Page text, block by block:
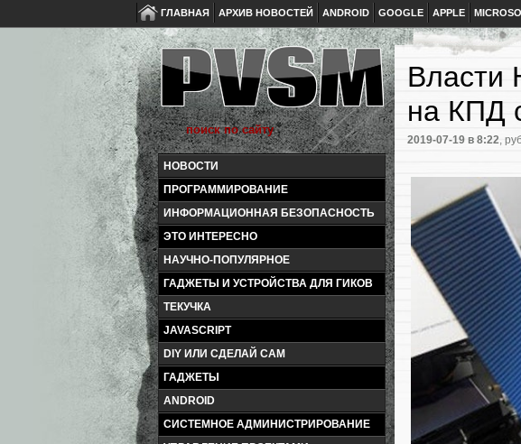
ГЛАВНАЯ АРХИВ НОВОСТЕЙ ANDROID GOOGLE APPLE
НОВОСТИ
ПРОГРАММИРОВАНИЕ
ИНФОРМАЦИОННАЯ БЕЗОПАСНОСТЬ
ЭТО ИНТЕРЕСНО
НАУЧНО-ПОПУЛЯРНОЕ
ГАДЖЕТЫ И УСТРОЙСТВА ДЛЯ ГИКОВ
ТЕКУЧКА
JAVASCRIPT
DIY ИЛИ СДЕЛАЙ САМ
ГАДЖЕТЫ
ANDROID
СИСТЕМНОЕ АДМИНИСТРИРОВАНИЕ
Власти
на КПД
2019-07-19 в 8:22,